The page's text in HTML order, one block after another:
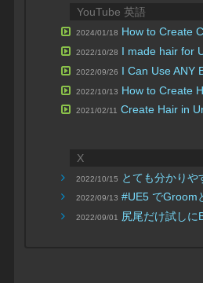
YouTube 英語
2024/01/18 How to Create
2022/10/28 I made hair for
2022/09/26 I Can Use ANY
2022/10/13 How to Create
2021/02/11 Create Hair in
X
2022/10/15 とても分かり
2022/09/13 #UE5 でGroom
2022/09/01 尻尾だけ試しに